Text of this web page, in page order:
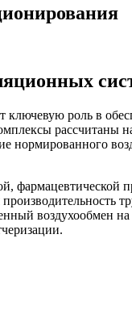
роль в
рассчитаны